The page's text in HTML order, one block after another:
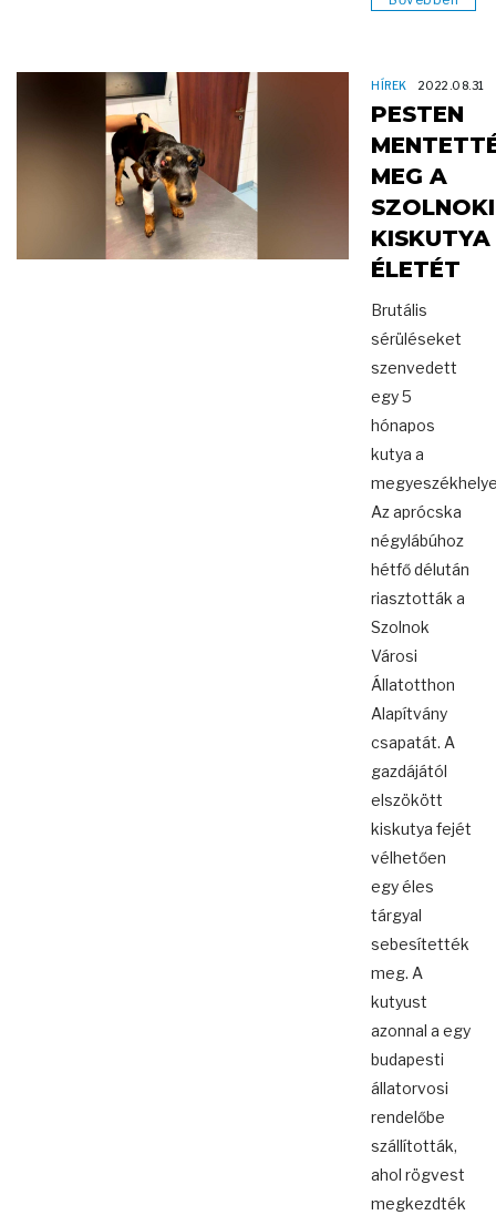
HÍREK 2022.08.31
PESTEN
MEG A
SZOLNOKI
KISKUTYA
ÉLETÉT
Brutális
sérüléseket
szenvedett
egy 5
hónapos
kutya a
Az aprócska
négylábúhoz
hétfő délután
riasztották a
Szolnok
Városi
Állatotthon
Alapítvány
csapatát. A
gazdájától
elszökött
kiskutya fejét
vélhetően
egy éles
tárgyal
sebesítették
meg. A
kutyust
azonnal a egy
budapesti
állatorvosi
rendelőbe
szállították,
ahol rögvest
megkezdték